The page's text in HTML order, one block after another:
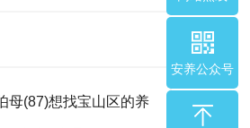
母(87)想找宝山区的养
安养公众号